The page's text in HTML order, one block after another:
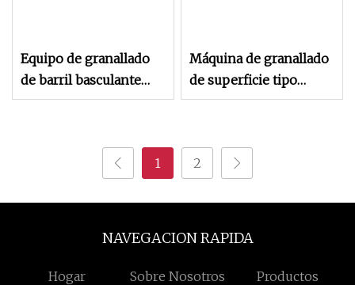
Equipo de granallado
de barril basculante
automático marca Taa,
de tambor rodante
Máquina de granallado
de superficie tipo
tambor con título de
1 2
NAVEGACION RAPIDA
Hogar Sobre Nosotros Productos